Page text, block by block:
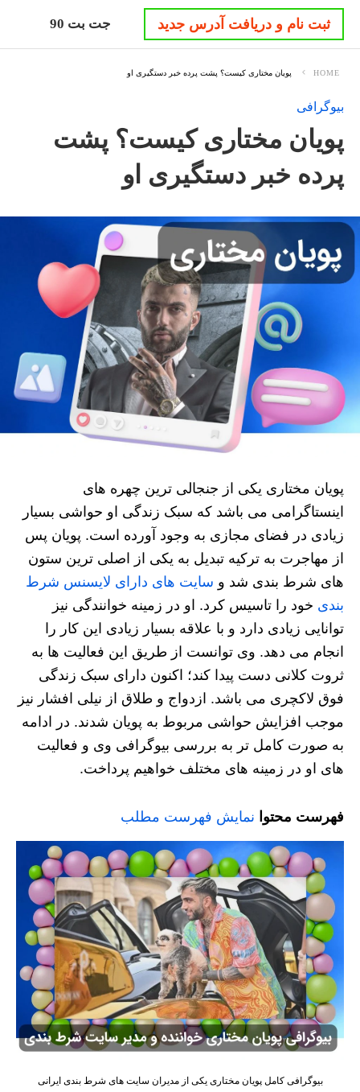
جت بت 90 ثبت نام و دریافت آدرس جدید
HOME پویان مختاری کیست؟ پشت پرده خبر دستگیری او
بیوگرافی
پویان مختاری کیست؟ پشت
پرده خبر دستگیری او
پویان مختاری یکی از جنجالی ترین چهره های
اینستاگرامی می باشد که سبک زندگی او حواشی بسیار
زیادی در فضای مجازی به وجود آورده است. پویان پس
از مهاجرت به ترکیه تبدیل به یکی از اصلی ترین ستون
های شرط بندی شد و سایت های دارای لایسنس شرط
بندی خود را تاسیس کرد. او در زمینه خوانندگی نیز
توانایی زیادی دارد و با علاقه بسیار زیادی این کار را
انجام می دهد. وی توانست از طریق این فعالیت ها به
ثروت کلانی دست پیدا کند؛ اکنون دارای سبک زندگی
فوق لاکچری می باشد. ازدواج و طلاق از نیلی افشار نیز
موجب افزایش حواشی مربوط به پویان شدند. در ادامه
به صورت کامل تر به بررسی بیوگرافی وی و فعالیت
های او در زمینه های مختلف خواهیم پرداخت.
فهرست محتوا نمایش فهرست مطلب
بیوگرافی کامل پویان مختاری یکی از مدیران سایت های شرط بندی ایرانی